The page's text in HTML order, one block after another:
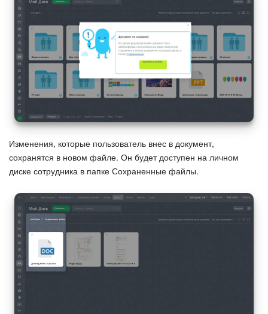
Изменения, которые пользователь внес в документ,
сохранятся в новом файле. Он будет доступен на личном
диске сотрудника в папке Сохраненные файлы.